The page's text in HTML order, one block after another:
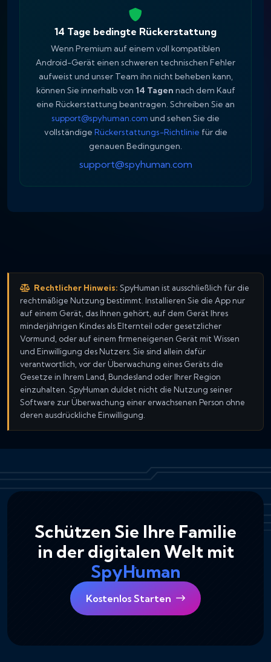
14 Tage bedingte Rückerstattung
Wenn Premium auf einem voll kompatiblen
Android-Gerät einen schweren technischen Fehler
aufweist und unser Team ihn nicht beheben kann,
können Sie innerhalb von 14 Tagen nach dem Kauf
eine Rückerstattung beantragen. Schreiben Sie an
support@spyhuman.com und sehen Sie die
vollständige Rückerstattungs-Richtlinie für die
genauen Bedingungen.
support@spyhuman.com
Rechtlicher Hinweis: SpyHuman ist ausschließlich für die
rechtmäßige Nutzung bestimmt. Installieren Sie die App nur
auf einem Gerät, das Ihnen gehört, auf dem Gerät Ihres
minderjährigen Kindes als Elternteil oder gesetzlicher
Vormund, oder auf einem firmeneigenen Gerät mit Wissen
und Einwilligung des Nutzers. Sie sind allein dafür
verantwortlich, vor der Überwachung eines Geräts die
Gesetze in Ihrem Land, Bundesland oder Ihrer Region
einzuhalten. SpyHuman duldet nicht die Nutzung seiner
Software zur Überwachung einer erwachsenen Person ohne
deren ausdrückliche Einwilligung.
Schützen Sie Ihre Familie
in der digitalen Welt mit
SpyHuman
Kostenlos Starten